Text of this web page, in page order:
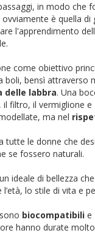
in modo che
è quella
l'apprendimento
come obiettivo
bensì attraverso
delle labbra. Una
il filtro, il vermiglione
ma nel
le donne che
se fossero naturali.
ideale di bellezza
lo stile di vita e
sono biocompatibili e
hanno durate